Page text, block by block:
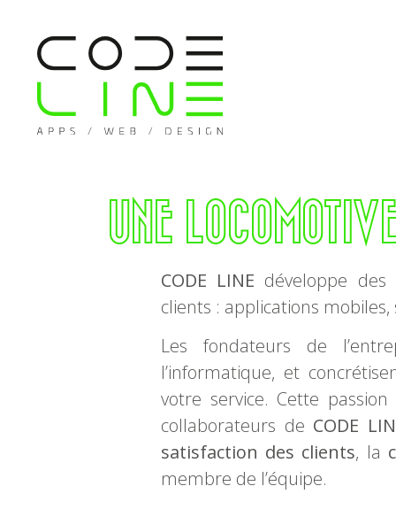
UNE
CODE LINE développe
clients : applications
Les fondateurs de
l’informatique, et
votre service. Cette
collaborateurs de CODE
satisfaction des clients, la
membre de l’équipe.